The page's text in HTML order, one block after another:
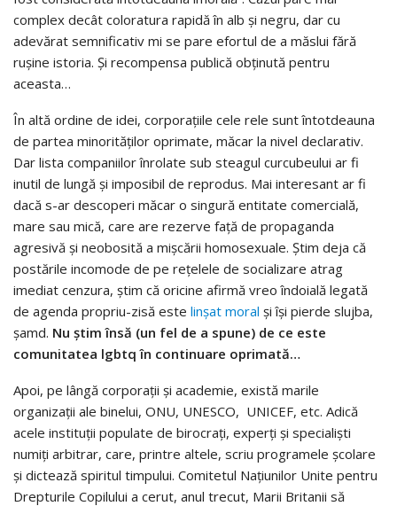
complex decât coloratura rapidă în alb și negru, dar cu
adevărat semnificativ mi se pare efortul de a măslui fără
rușine istoria. Și recompensa publică obținută pentru
aceasta…
În altă ordine de idei, corporațiile cele rele sunt întotdeauna
de partea minorităților oprimate, măcar la nivel declarativ.
Dar lista companiilor înrolate sub steagul curcubeului ar fi
inutil de lungă și imposibil de reprodus. Mai interesant ar fi
dacă s-ar descoperi măcar o singură entitate comercială,
mare sau mică, care are rezerve față de propaganda
agresivă și neobosită a mișcării homosexuale. Știm deja că
postările incomode de pe rețelele de socializare atrag
imediat cenzura, știm că oricine afirmă vreo îndoială legată
de agenda propriu-zisă este linșat moral și își pierde slujba,
șamd. Nu știm însă (un fel de a spune) de ce este
comunitatea lgbtq în continuare oprimată…
Apoi, pe lângă corporații și academie, există marile
organizații ale binelui, ONU, UNESCO, UNICEF, etc. Adică
acele instituții populate de birocrați, experți și specialiști
numiți arbitrar, care, printre altele, scriu programele școlare
și dictează spiritul timpului. Comitetul Națiunilor Unite pentru
Drepturile Copilului a cerut, anul trecut, Marii Britanii să